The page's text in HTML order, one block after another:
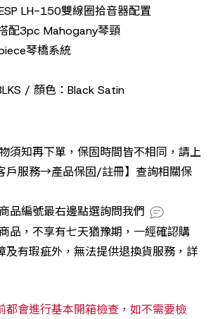
LH-150雙線圈拾音器配置
配3pc Mahogany琴頸
琴橋系統
/ 顏色：Black Satin
須知再下單，保固時間皆不相同，請上
戶服務→產品保固/註冊】查詢相關保
品編號最右邊點選詢問我們
品，不享有七天猶豫期，一經確認購
及有瑕疵外，無法提供退換貨服務，詳
會進行基本開箱檢查，如不需要檢